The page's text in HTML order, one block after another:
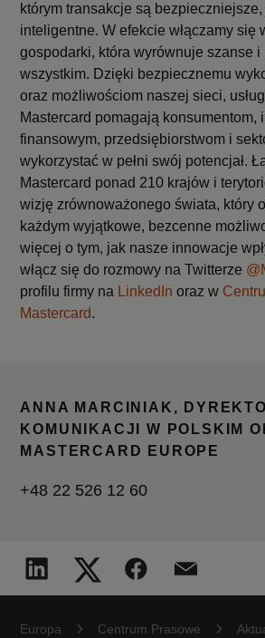
którym transakcje są
inteligentne. W efekcie włączamy się
gospodarki, która wyrównuje szanse i
wszystkim. Dzięki bezpiecznemu
oraz możliwościom naszej sieci,
Mastercard pomagają konsumentom,
finansowym, przedsiębiorstwom i
wykorzystać w pełni swój potencjał.
Mastercard ponad 210 krajów i
wizję zrównoważonego świata, który
każdym wyjątkowe, bezcenne
więcej o tym, jak nasze innowacje
włącz się do rozmowy na Twitterze
profilu firmy na LinkedIn oraz w
Mastercard.
ANNA MARCINIAK,
KOMUNIKACJI W POLSKIM
MASTERCARD EUROPE
+48 22 526 12 60
Europa Centrum Prasowe